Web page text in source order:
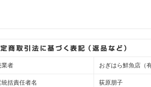
業者 おぎはら鮮魚店（
統括責任者名 荻原朋子